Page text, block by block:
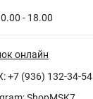
- 18.00
онлайн
+7 (936) 132-34-54